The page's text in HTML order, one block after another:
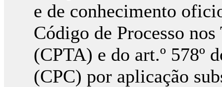
e de conhecimento
Código de Processo
(CPTA) e do art.º 578º
(CPC) por aplicação